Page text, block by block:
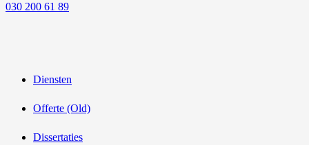
030 200 61 89
Diensten
Offerte (Old)
Dissertaties